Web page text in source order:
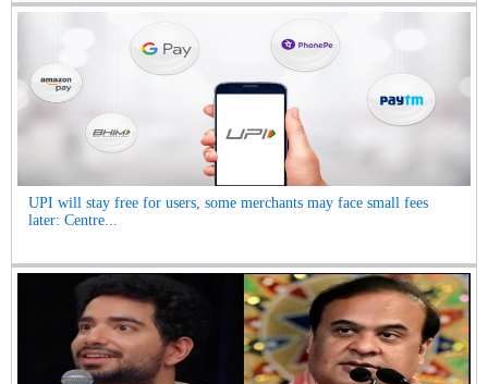
UPI will stay free for users, some merchants may face small fees
later: Centre...